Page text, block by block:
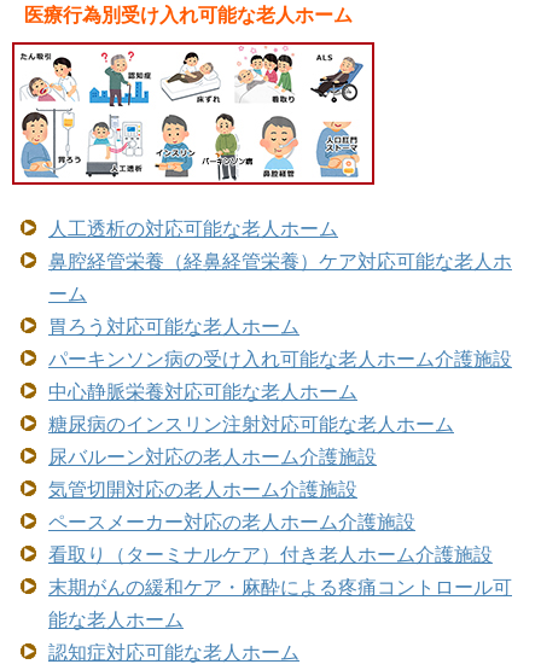
医療行為別受け入れ可能な老人ホーム
人工透析の対応可能な老人ホーム
鼻腔経管栄養（経鼻経管栄養）ケア対応可能な老人ホ
ーム
胃ろう対応可能な老人ホーム
パーキンソン病の受け入れ可能な老人ホーム介護施設
中心静脈栄養対応可能な老人ホーム
糖尿病のインスリン注射対応可能な老人ホーム
尿バルーン対応の老人ホーム介護施設
気管切開対応の老人ホーム介護施設
ペースメーカー対応の老人ホーム介護施設
看取り（ターミナルケア）付き老人ホーム介護施設
末期がんの緩和ケア・麻酔による疼痛コントロール可
能な老人ホーム
認知症対応可能な老人ホーム